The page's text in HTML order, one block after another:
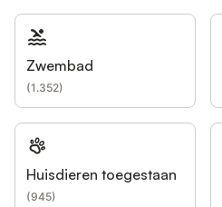
Zwembad
(1.352)
Huisdieren toegestaan
(945)